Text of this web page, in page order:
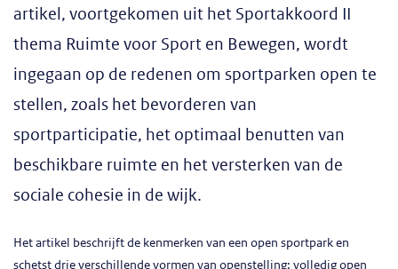
artikel, voortgekomen uit het Sportakkoord II
thema Ruimte voor Sport en Bewegen, wordt
ingegaan op de redenen om sportparken open te
stellen, zoals het bevorderen van
sportparticipatie, het optimaal benutten van
beschikbare ruimte en het versterken van de
sociale cohesie in de wijk.
Het artikel beschrijft de kenmerken van een open sportpark en
schetst drie verschillende vormen van openstelling: volledig open